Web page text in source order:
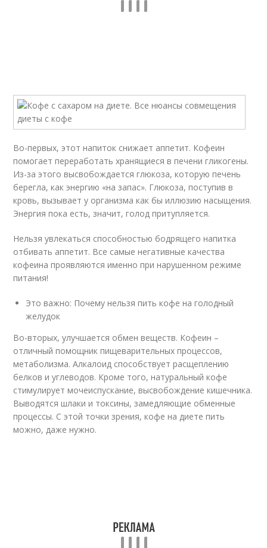
Во-первых, этот напиток снижает аппетит. Кофеин
помогает переработать хранящиеся в печени гликогены.
Из-за этого высвобождается глюкоза, которую печень
берегла, как энергию «на запас». Глюкоза, поступив в
кровь, вызывает у организма как бы иллюзию насыщения.
Энергия пока есть, значит, голод притупляется.
Нельзя увлекаться способностью бодрящего напитка
отбивать аппетит. Все самые негативные качества
кофеина проявляются именно при нарушенном режиме
питания!
Это важно: Почему нельзя пить кофе на голодный
желудок
Во-вторых, улучшается обмен веществ. Кофеин –
отличный помощник пищеварительных процессов,
метаболизма. Алкалоид способствует расщеплению
белков и углеводов. Кроме того, натуральный кофе
стимулирует мочеиспускание, высвобождение кишечника.
Выводятся шлаки и токсины, замедляющие обменные
процессы. С этой точки зрения, кофе на диете пить
можно, даже нужно.